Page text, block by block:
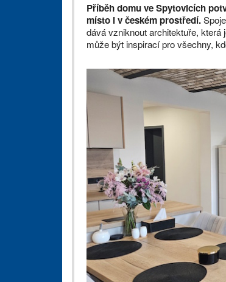
Příběh domu ve Spytovicích
místo i v českém prostředí.
dává vzniknout architektuře,
může být inspirací pro všechny,